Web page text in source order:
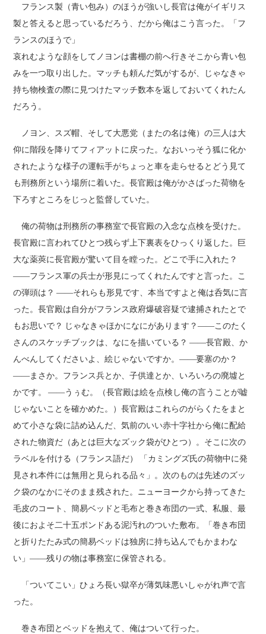
フランス製（青い包み）のほうが強いし長官は俺がイギリス
製と答えると思っているだろう、だから俺はこう言った。「フ
ランスのほうで」
哀れむような顔をしてノヨンは書棚の前へ行きそこから青い包
みを一つ取り出した。マッチも頼んだ気がするが、じゃなきゃ
持ち物検査の際に見つけたマッチ数本を返しておいてくれたん
だろう。
ノヨン、スズ帽、そして大悪党（またの名は俺）の三人は大
仰に階段を降りてフィアットに戻った。なおいっそう狐に化か
されたような様子の運転手がちょっと車を走らせるとどう見て
も刑務所という場所に着いた。長官殿は俺がかさばった荷物を
下ろすところをじっと監督していた。
俺の荷物は刑務所の事務室で長官殿の入念な点検を受けた。
長官殿に言われてひとつ残らず上下裏表をひっくり返した。巨
大な薬莢に長官殿が驚いて目を瞠った。どこで手に入れた？
――フランス軍の兵士が形見にってくれたんですと言った。こ
の弾頭は？ ――それらも形見です、本当ですよと俺は呑気に言
った。長官殿は自分がフランス政府爆破容疑で逮捕されたとで
もお思いで？ じゃなきゃほかになにがあります？――このたく
さんのスケッチブックは、なにを描いている？ ――長官殿、か
んべんしてくださいよ、絵じゃないですか。――要塞のか？
――まさか。フランス兵とか、子供達とか、いろいろの廃墟と
かです。 ――うぅむ。（長官殿は絵を点検し俺の言うことが嘘
じゃないことを確かめた。）長官殿はこれらのがらくたをまと
めて小さな袋に詰め込んだ、気前のいい赤十字社から俺に配給
された物資だ（あとは巨大なズック袋がひとつ）。そこに次の
ラベルを付ける（フランス語だ） 「カミングズ氏の荷物中に発
見され本件には無用と見られる品々」。次のものは先述のズッ
ク袋のなかにそのまま残された。ニューヨークから持ってきた
毛皮のコート、簡易ベッドと毛布と巻き布団の一式、私服、最
後におよそ二十五ポンドある泥汚れのついた敷布。「巻き布団
と折りたたみ式の簡易ベッドは独房に持ち込んでもかまわな
い」――残りの物は事務室に保管される。
「ついてこい」ひょろ長い獄卒が薄気味悪いしゃがれ声で言
った。
巻き布団とベッドを抱えて、俺はついて行った。